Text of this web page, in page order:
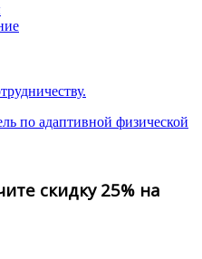
скидку 25% на